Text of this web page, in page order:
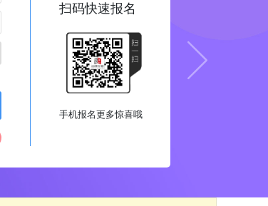
扫码快速报名
手机报名更多惊喜哦